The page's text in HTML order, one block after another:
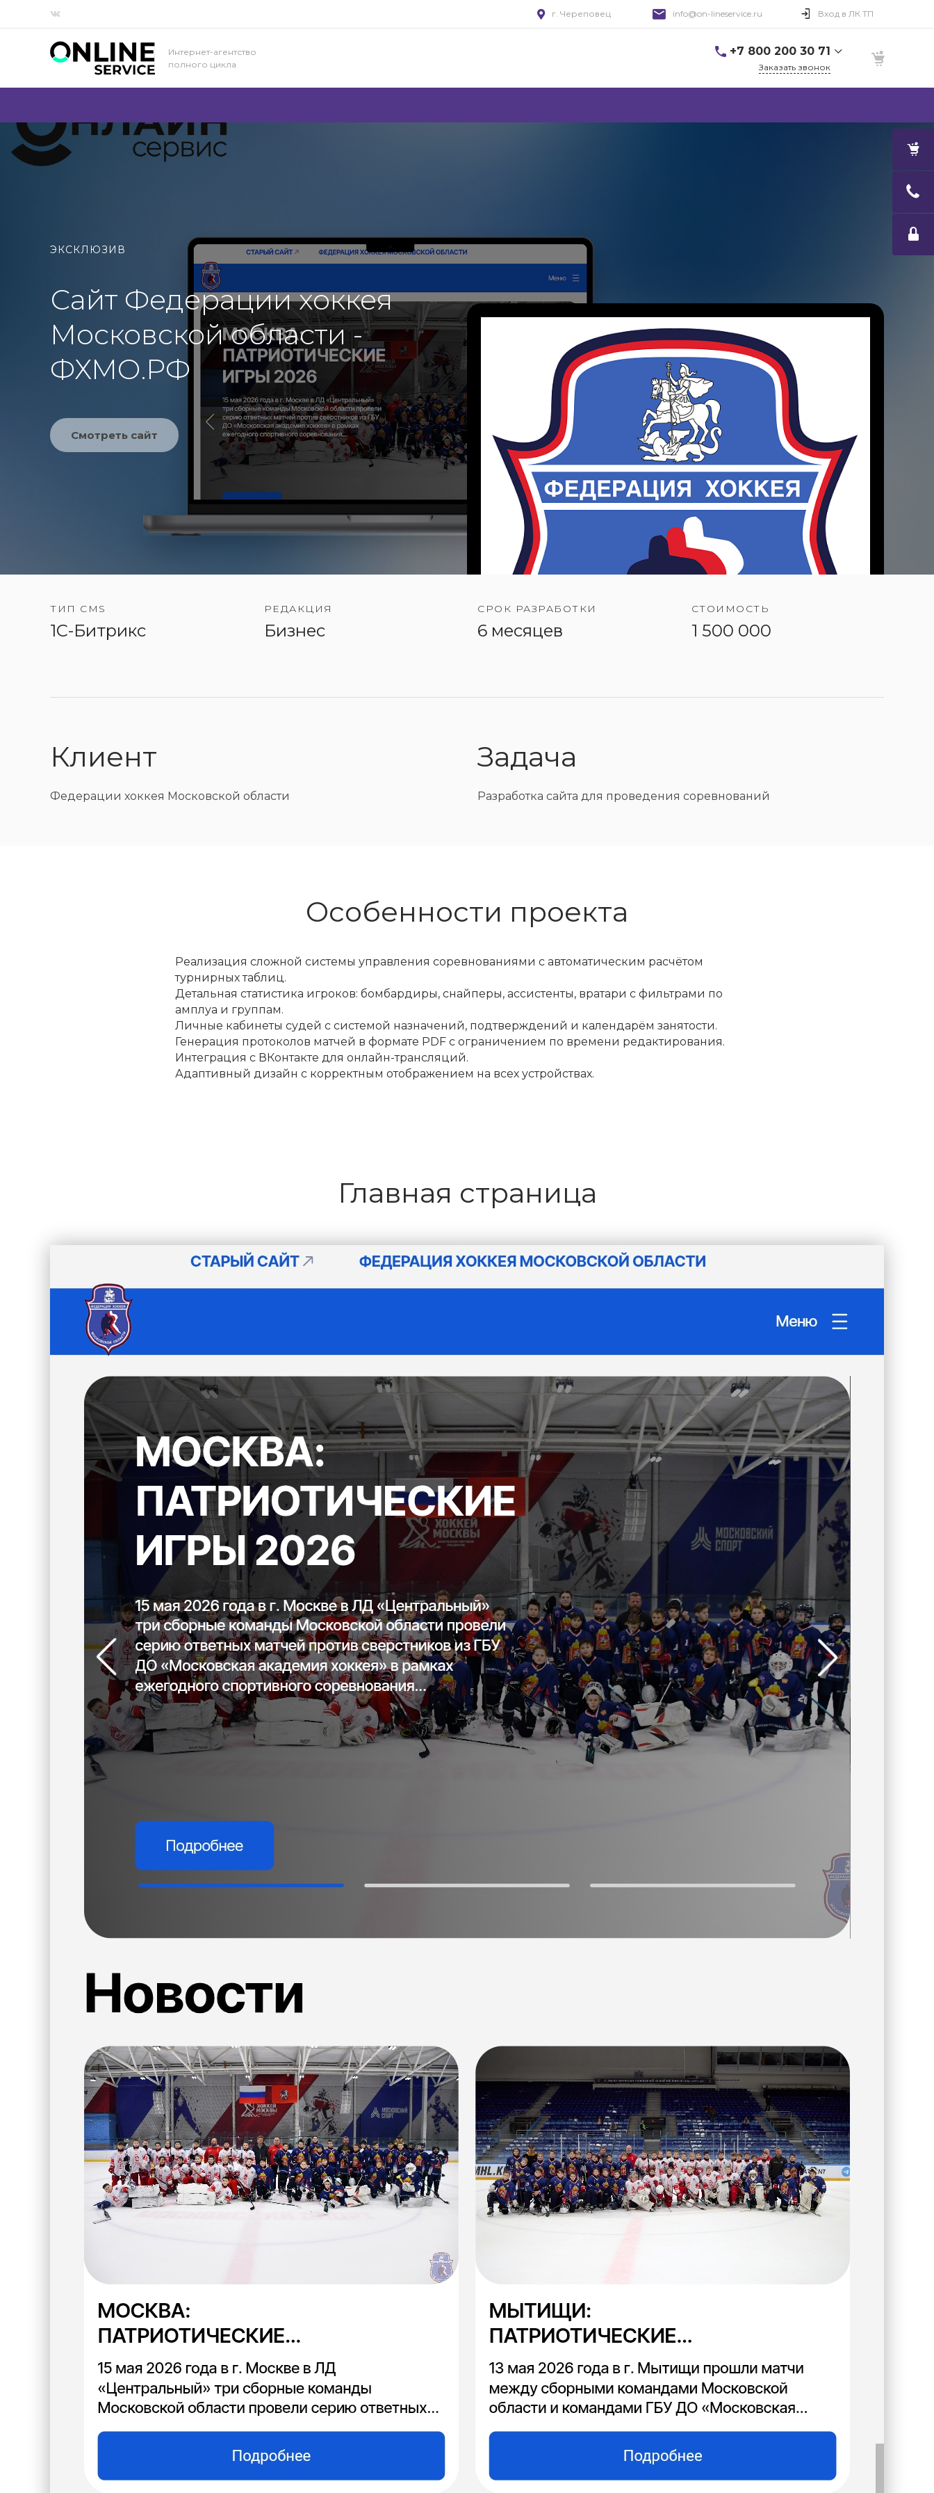
г. Череповец info@on-lineservice.ru Вход в ЛК ТП
Интернет-агентство
полного цикла
+7 800 200 30 71
99А, 5 этаж, офис 506
Заказать звонок
ЭКСКЛЮЗИВ
Сайт Федерации хоккея
Московской области -
ФХМО.РФ
Смотреть сайт
ТИП CMS
1C-Битрикс
РЕДАКЦИЯ
Бизнес
СРОК РАЗРАБОТКИ
6 месяцев
СТОИМОСТЬ
1 500 000
Клиент
Федерации хоккея Московской области
Задача
Разработка сайта для проведения соревнований
Особенности проекта
Реализация сложной системы управления соревнованиями с автоматическим расчётом
турнирных таблиц.
Детальная статистика игроков: бомбардиры, снайперы, ассистенты, вратари с фильтрами по
амплуа и группам.
Личные кабинеты судей с системой назначений, подтверждений и календарём занятости.
Генерация протоколов матчей в формате PDF с ограничением по времени редактирования.
Интеграция с ВКонтакте для онлайн-трансляций.
Адаптивный дизайн с корректным отображением на всех устройствах.
Главная страница